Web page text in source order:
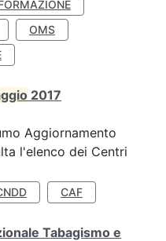
OMS
2017
Aggiornamento
l'elenco dei Centri
CAF
Tabagismo e